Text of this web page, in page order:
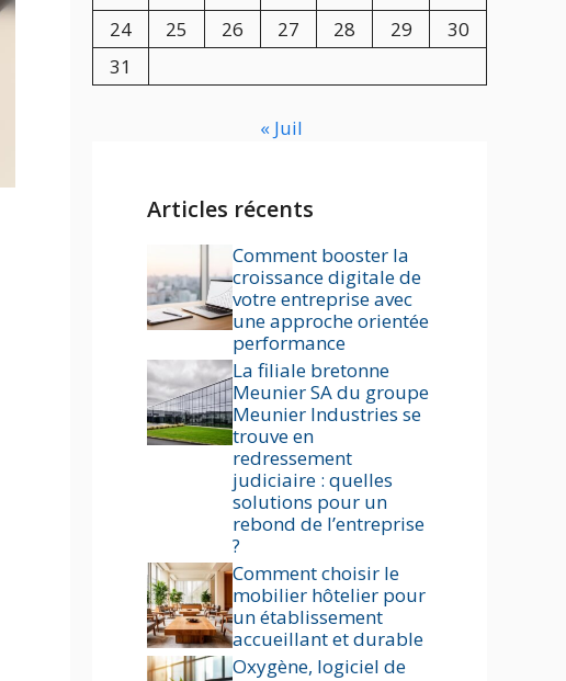
24
25 26 27 28 29
30
31
« Juil
Articles récents
Comment booster la
croissance digitale de
votre entreprise avec
une approche orientée
performance
La filiale bretonne
Meunier SA du groupe
Meunier Industries se
trouve en
redressement
judiciaire : quelles
solutions pour un
rebond de l’entreprise
?
Comment choisir le
mobilier hôtelier pour
un établissement
accueillant et durable
Oxygène, logiciel de